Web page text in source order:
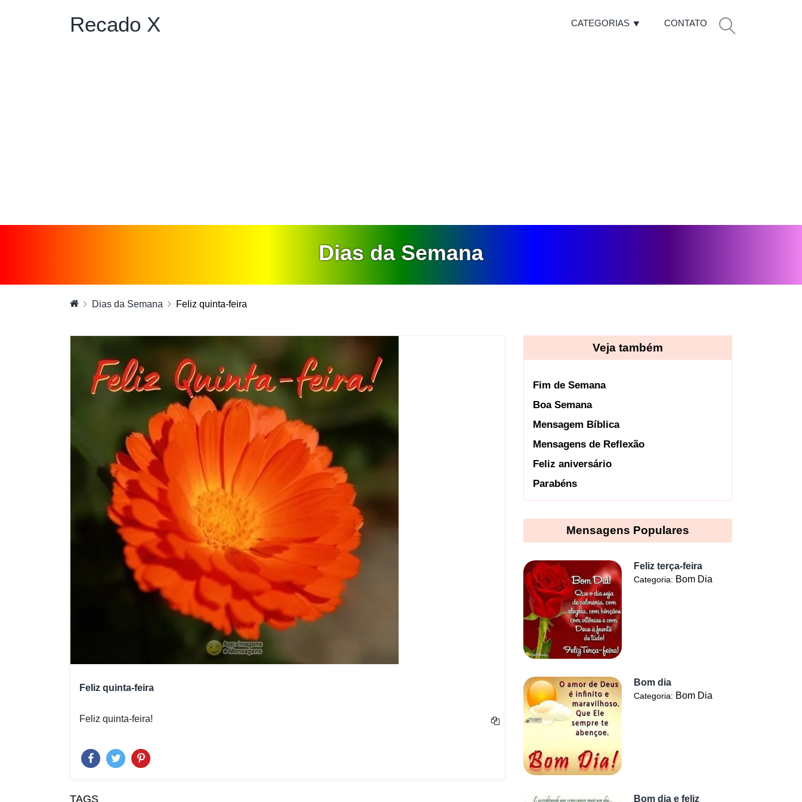
Recado X CATEGORIAS CONTATO
Dias da Semana
Dias da Semana Feliz quinta-feira
Feliz quinta-feira
Feliz quinta-feira!
TAGS
Veja também
Fim de Semana
Boa Semana
Mensagem Bíblica
Mensagens de Reflexão
Feliz aniversário
Parabéns
Mensagens Populares
Feliz terça-feira
Categoria: Bom Dia
Bom dia
Categoria: Bom Dia
Bom dia e feliz